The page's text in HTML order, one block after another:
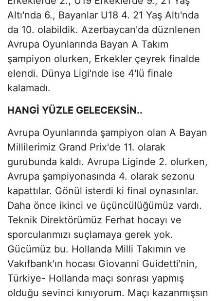
Altı'nda 6., Bayanlar U18 4. 21 Yaş Altı'nda
da 10. olabildik. Azerbaycan'da düznlenen
Avrupa Oyunlarında Bayan A Takım
şampiyon olurken, Erkekler çeyrek finalde
elendi. Dünya Ligi'nde ise 4'lü finale
kalamadı.
HANGİ YÜZLE GELECEKSİN..
Avrupa Oyunlarında şampiyon olan A Bayan
Millilerimiz Grand Prix'de 11. olarak
gurubunda kaldı. Avrupa Liginde 2. olurken,
Avrupa şampiyonasında 4. olarak sezonu
kapattılar. Gönül isterdi ki final oynasınlar.
Daha önce ikinci ve üçüncülüğümüz vardı.
Teknik Direktörümüz Ferhat hocayı ve
sporcularımızı suçlamaya gerek yok.
Gücümüz bu. Hollanda Milli Takımın ve
Vakıfbank'ın hocası Giovanni Guidetti'nin,
Türkiye- Hollanda maçı sonrası yapmış
olduğu sevinci kınıyorum. Maçı kazanmışsın